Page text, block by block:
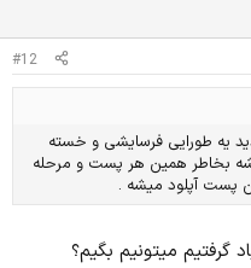
#12
یه طورایی فرسایشی و خسته
بخاطر همین هر پست و مرحله
پست آپلود میشه .
گرفتیم میتونیم بگیم؟